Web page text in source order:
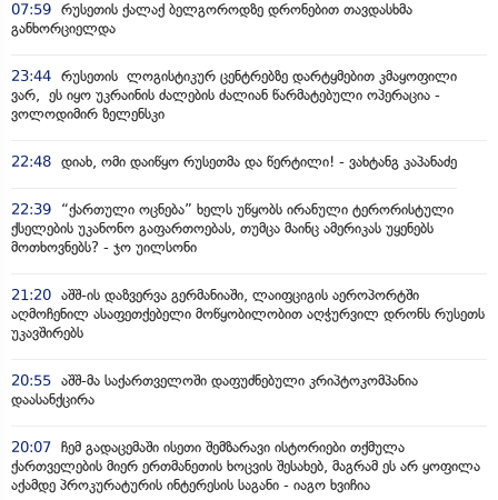
07:59 რუსეთის ქალაქ ბელგოროდზე დრონებით თავდასხმა
განხორციელდა
23:44 რუსეთის ლოგისტიკურ ცენტრებზე დარტყმებით კმაყოფილი
ვარ, ეს იყო უკრაინის ძალების ძალიან წარმატებული ოპერაცია -
ვოლოდიმირ ზელენსკი
22:48 დიახ, ომი დაიწყო რუსეთმა და წერტილი! - ვახტანგ კაპანაძე
22:39
“ქართული ოცნება” ხელს უწყობს ირანული ტერორისტული
ქსელების უკანონო გაფართოებას, თუმცა მაინც ამერიკას უყენებს
მოთხოვნებს? - ჯო უილსონი
21:20 აშშ-ის დაზვერვა გერმანიაში, ლაიფციგის აეროპორტში
აღმოჩენილ ასაფეთქებელი მოწყობილობით აღჭურვილ დრონს რუსეთს
უკავშირებს
20:55 აშშ-მა საქართველოში დაფუძნებული კრიპტოკომპანია
დაასანქცირა
20:07 ჩემ გადაცემაში ისეთი შემზარავი ისტორიები თქმულა
ქართველების მიერ ერთმანეთის ხოცვის შესახებ, მაგრამ ეს არ ყოფილა
აქამდე პროკურატურის ინტერესის საგანი - იაგო ხვიჩია